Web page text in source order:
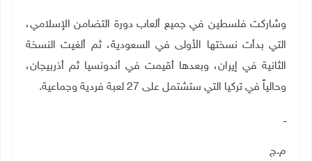
وشاركت فلسطين في جميع ألعاب دورة التضامن الإسلامي،
التي بدأت نسختها الأولى في السعودية، ثم ألغيت النسخة
الثانية في إيران، وبعدها أقيمت في أندونسيا ثم أذربيجان،
وحالياً في تركيا التي ستشتمل على 27 لعبة فردية وجماعية.
ــ
م.ج